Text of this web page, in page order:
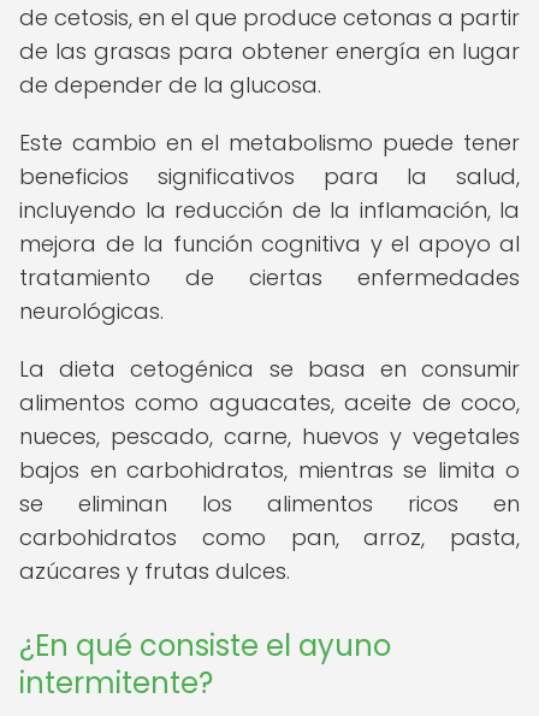
de cetosis, en el que produce cetonas a partir
de las grasas para obtener energía en lugar
de depender de la glucosa.
Este cambio en el metabolismo puede tener
beneficios significativos para la salud,
incluyendo la reducción de la inflamación, la
mejora de la función cognitiva y el apoyo al
tratamiento de ciertas enfermedades
neurológicas.
La dieta cetogénica se basa en consumir
alimentos como aguacates, aceite de coco,
nueces, pescado, carne, huevos y vegetales
bajos en carbohidratos, mientras se limita o
se eliminan los alimentos ricos en
carbohidratos como pan, arroz, pasta,
azúcares y frutas dulces.
¿En qué consiste el ayuno
intermitente?